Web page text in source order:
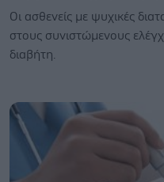
Οι ασθενείς με ψυχικές
στους συνιστώμενους
διαβήτη.